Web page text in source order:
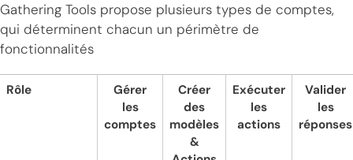
Gathering Tools propose plusieurs types de comptes,
qui déterminent chacun un périmètre de
fonctionnalités
Rôle
Gérer
les
comptes
Créer
des
modèles
&
Exécuter
les
actions
Valider
les
réponses